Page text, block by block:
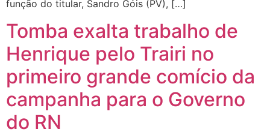
função do titular, Sandro Góis (PV), […]
Tomba exalta trabalho de
Henrique pelo Trairi no
primeiro grande comício da
campanha para o Governo
do RN